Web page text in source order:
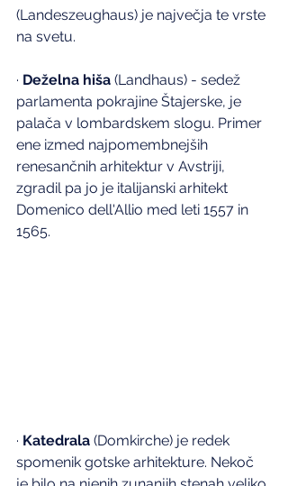
(Landeszeughaus) je največja te vrste
na svetu.
· Deželna hiša (Landhaus) - sedež
parlamenta pokrajine Štajerske, je
palača v lombardskem slogu. Primer
ene izmed najpomembnejših
renesančnih arhitektur v Avstriji,
zgradil pa jo je italijanski arhitekt
Domenico dell'Allio med leti 1557 in
1565.
· Katedrala (Domkirche) je redek
spomenik gotske arhitekture. Nekoč